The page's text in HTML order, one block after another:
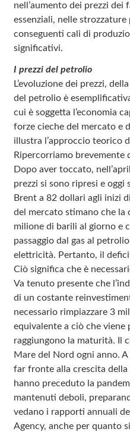
nell’aumento dei prezzi
essenziali, nelle
conseguenti cali di
significativi.
I prezzi del petrolio
L’evoluzione dei prezzi,
del petrolio è
cui è soggetta l’economia
forze cieche del mercato e
illustra l’approccio teorico
Ripercorriamo brevemente
Dopo aver toccato,
prezzi si sono ripresi e oggi
Brent a 82 dollari agli inizi
del mercato stimano che la
milione di barili al giorno e
passaggio dal gas al
elettricità. Pertanto, il
Ciò significa che è
Va tenuto presente che
di un costante
necessario rimpiazzare 3
equivalente a ciò che viene
raggiungono la maturità. Il
Mare del Nord ogni anno.
far fronte alla crescita della
hanno preceduto la
mantenuti deboli,
vedano i rapporti annuali
Agency, anche per quanto